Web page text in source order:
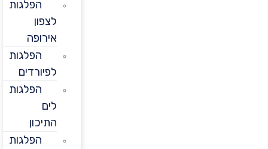
הפלגות
אירופה
הפלגות
לפיורדים
הפלגות
התיכון
הפלגות